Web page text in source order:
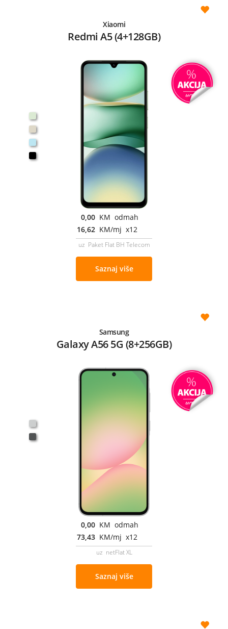
Xiaomi
Redmi A5 (4+128GB)
0,00 KM odmah
16,62 KM/mj x12
uz Paket Flat BH Telecom
Saznaj više
Samsung
Galaxy A56 5G (8+256GB)
0,00 KM odmah
73,43 KM/mj x12
uz netFlat XL
Saznaj više